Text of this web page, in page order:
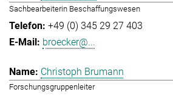
Sachbearbeiterin Beschaffungswesen
+49 (0) 345 29 27 403
broecker@...
Christoph Brumann
Forschungsgruppenleiter